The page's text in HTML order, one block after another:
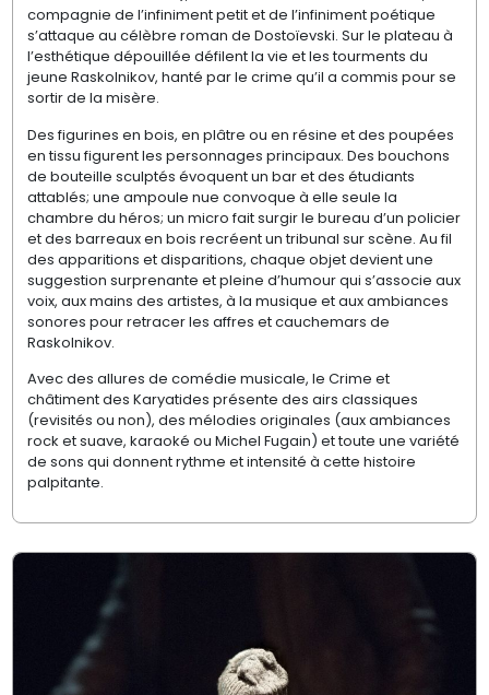
compagnie de l’infiniment petit et de l’infiniment poétique
s’attaque au célèbre roman de Dostoïevski. Sur le plateau à
l’esthétique dépouillée défilent la vie et les tourments du
jeune Raskolnikov, hanté par le crime qu’il a commis pour se
sortir de la misère.
Des figurines en bois, en plâtre ou en résine et des poupées
en tissu figurent les personnages principaux. Des bouchons
de bouteille sculptés évoquent un bar et des étudiants
attablés; une ampoule nue convoque à elle seule la
chambre du héros; un micro fait surgir le bureau d’un policier
et des barreaux en bois recréent un tribunal sur scène. Au fil
des apparitions et disparitions, chaque objet devient une
suggestion surprenante et pleine d’humour qui s’associe aux
voix, aux mains des artistes, à la musique et aux ambiances
sonores pour retracer les affres et cauchemars de
Raskolnikov.
Avec des allures de comédie musicale, le Crime et
châtiment des Karyatides présente des airs classiques
(revisités ou non), des mélodies originales (aux ambiances
rock et suave, karaoké ou Michel Fugain) et toute une variété
de sons qui donnent rythme et intensité à cette histoire
palpitante.